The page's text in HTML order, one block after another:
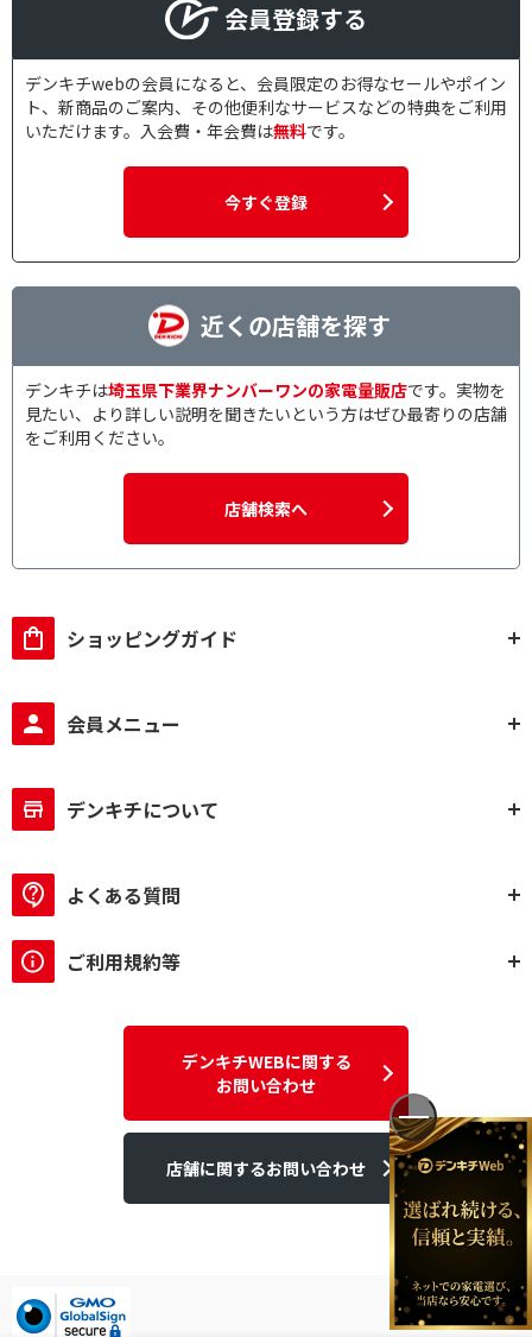
会員登録する
デンキチwebの会員になると、会員限定のお得なセールやポイン
ト、新商品のご案内、その他便利なサービスなどの特典をご利用
いただけます。入会費・年会費は無料です。
今すぐ登録
近くの店舗を探す
デンキチは埼玉県下業界ナンバーワンの家電量販店です。実物を
見たい、より詳しい説明を聞きたいという方はぜひ最寄りの店舗
をご利用ください。
店舗検索へ
ショッピングガイド
会員メニュー
デンキチについて
よくある質問
ご利用規約等
デンキチWEBに関する
お問い合わせ
店舗に関するお問い合わせ